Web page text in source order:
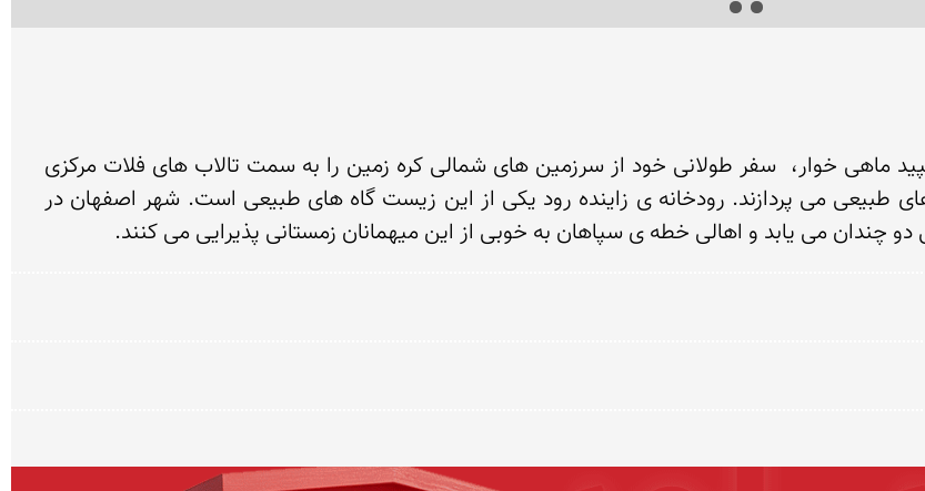
چندان می یابد و اهالی خطه ی سپاهان به خوبی از این میهمانان زمستانی پذیرایی می کنند.